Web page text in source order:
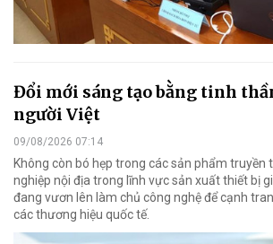
Đổi mới sáng tạo bằng tinh
người Việt
09/08/2026 07:14
Không còn bó hẹp trong các sản phẩm truyền
nghiệp nội địa trong lĩnh vực sản xuất thiết bị
đang vươn lên làm chủ công nghệ để cạnh
các thương hiệu quốc tế.